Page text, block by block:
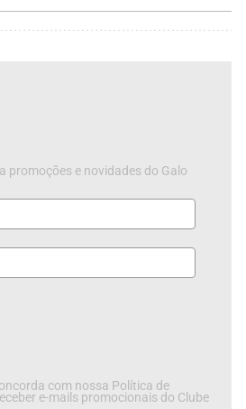
promoções e novidades do Galo
com nossa Política de
e-mails promocionais do Clube